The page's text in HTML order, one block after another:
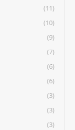
(11)
(10)
(9)
(7)
(6)
(6)
(3)
(3)
(3)